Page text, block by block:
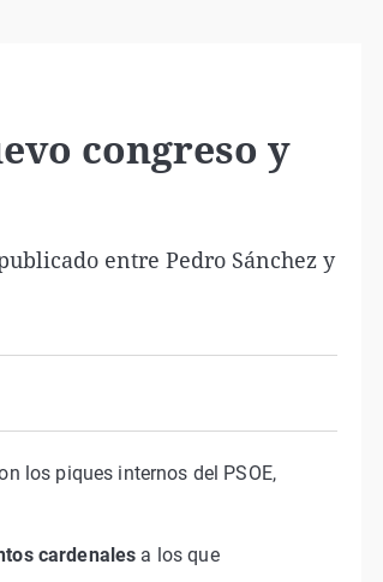
congreso y
entre Pedro Sánchez y
los piques internos del PSOE,
cardenales a los que